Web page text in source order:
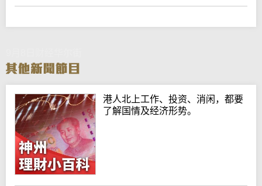
港人北上工作、投资、消闲，都要
了解国情及经济形势。